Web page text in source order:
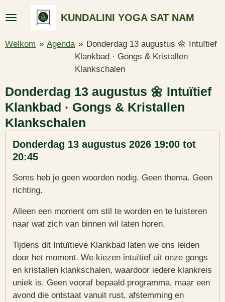
direct
de
KUNDALINI YOGA SAT NAM
Welkom » Agenda » Donderdag 13 augustus 🌼 Intuïtief
Klankbad · Gongs & Kristallen
Klankschalen
Donderdag 13 augustus 🌼 Intuïtief
Klankbad · Gongs & Kristallen
Klankschalen
Donderdag 13 augustus 2026 19:00 tot
20:45
Soms heb je geen woorden nodig. Geen thema. Geen
richting.
Alleen een moment om stil te worden en te luisteren
naar wat zich van binnen wil laten horen.
Tijdens dit Intuïtieve Klankbad laten we ons leiden
door het moment. We kiezen intuïtief uit onze gongs
en kristallen klankschalen, waardoor iedere klankreis
uniek is. Geen vooraf bepaald programma, maar een
avond die ontstaat vanuit rust, afstemming en